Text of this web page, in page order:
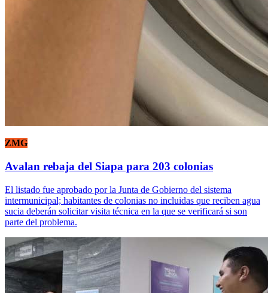
ZMG
Avalan rebaja del Siapa para 203 colonias
El listado fue aprobado por la Junta de Gobierno del sistema
intermunicipal; habitantes de colonias no incluidas que reciben agua
sucia deberán solicitar visita técnica en la que se verificará si son
parte del problema.